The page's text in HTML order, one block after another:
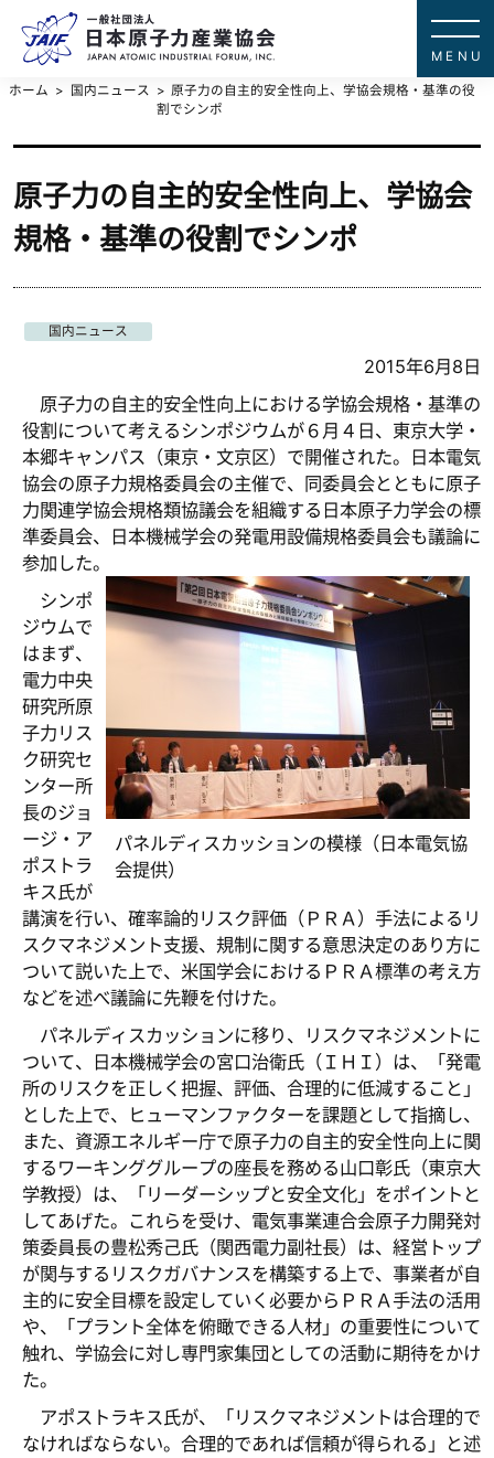
ホーム 国内ニュース
原子力の自主的安全性向上、学協会規格・基準の役
割でシンポ
原子力の自主的安全性向上、学協会
規格・基準の役割でシンポ
国内ニュース
2015年6月8日
原子力の自主的安全性向上における学協会規格・基準の
役割について考えるシンポジウムが６月４日、東京大学・
本郷キャンパス（東京・文京区）で開催された。日本電気
協会の原子力規格委員会の主催で、同委員会とともに原子
力関連学協会規格類協議会を組織する日本原子力学会の標
準委員会、日本機械学会の発電用設備規格委員会も議論に
参加した。
パネルディスカッションの模様（日本電気協
会提供）
シンポ
ジウムで
はまず、
電力中央
研究所原
子力リス
ク研究セ
ンター所
長のジョ
ージ・ア
ポストラ
キス氏が
講演を行い、確率論的リスク評価（ＰＲＡ）手法によるリ
スクマネジメント支援、規制に関する意思決定のあり方に
ついて説いた上で、米国学会におけるＰＲＡ標準の考え方
などを述べ議論に先鞭を付けた。
パネルディスカッションに移り、リスクマネジメントに
ついて、日本機械学会の宮口治衛氏（ＩＨＩ）は、「発電
所のリスクを正しく把握、評価、合理的に低減すること」
とした上で、ヒューマンファクターを課題として指摘し、
また、資源エネルギー庁で原子力の自主的安全性向上に関
するワーキンググループの座長を務める山口彰氏（東京大
学教授）は、「リーダーシップと安全文化」をポイントと
してあげた。これらを受け、電気事業連合会原子力開発対
策委員長の豊松秀己氏（関西電力副社長）は、経営トップ
が関与するリスクガバナンスを構築する上で、事業者が自
主的に安全目標を設定していく必要からＰＲＡ手法の活用
や、「プラント全体を俯瞰できる人材」の重要性について
触れ、学協会に対し専門家集団としての活動に期待をかけ
た。
アポストラキス氏が、「リスクマネジメントは合理的で
なければならない。合理的であれば信頼が得られる」と述